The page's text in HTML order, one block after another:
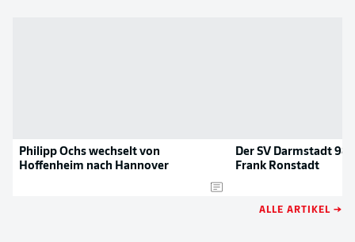
Philipp Ochs wechselt von
Hoffenheim nach Hannover
Der SV Darmstadt
Frank Ronstadt
ALLE ARTIKEL →